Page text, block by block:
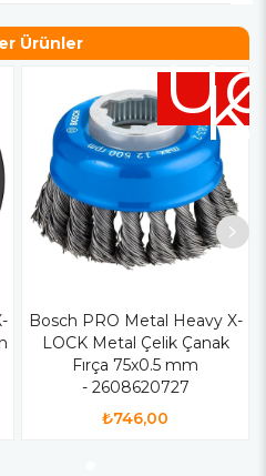
Ürünler
Bosch PRO Metal Heavy X-
LOCK Metal Çelik Çanak
Fırça 75x0.5 mm
- 2608620727
₺746,00